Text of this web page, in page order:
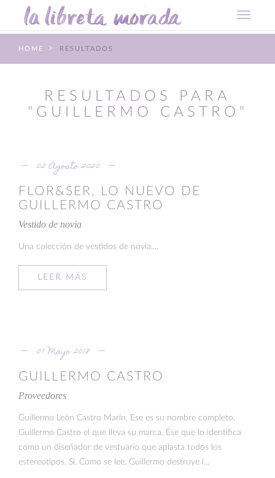
HOME RESULTADOS
RESULTADOS PARA
"GUILLERMO CASTRO"
02 Agosto 2020
FLOR&SER, LO NUEVO DE
GUILLERMO CASTRO
Vestido de novia
Una colección de vestidos de novia....
LEER MÁS
07 Mayo 2018
GUILLERMO CASTRO
Proveedores
Guillermo León Castro Marín. Ese es su nombre completo.
Guillermo Castro el que lleva su marca. Ese que lo identifica
como un diseñador de vestuario que aplasta todos los
estereotipos. Sí. Como se lee. Guillermo destruye l...